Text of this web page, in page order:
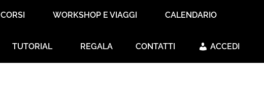
CORSI WORKSHOP E VIAGGI CALENDARIO
TUTORIAL REGALA CONTATTI ACCEDI